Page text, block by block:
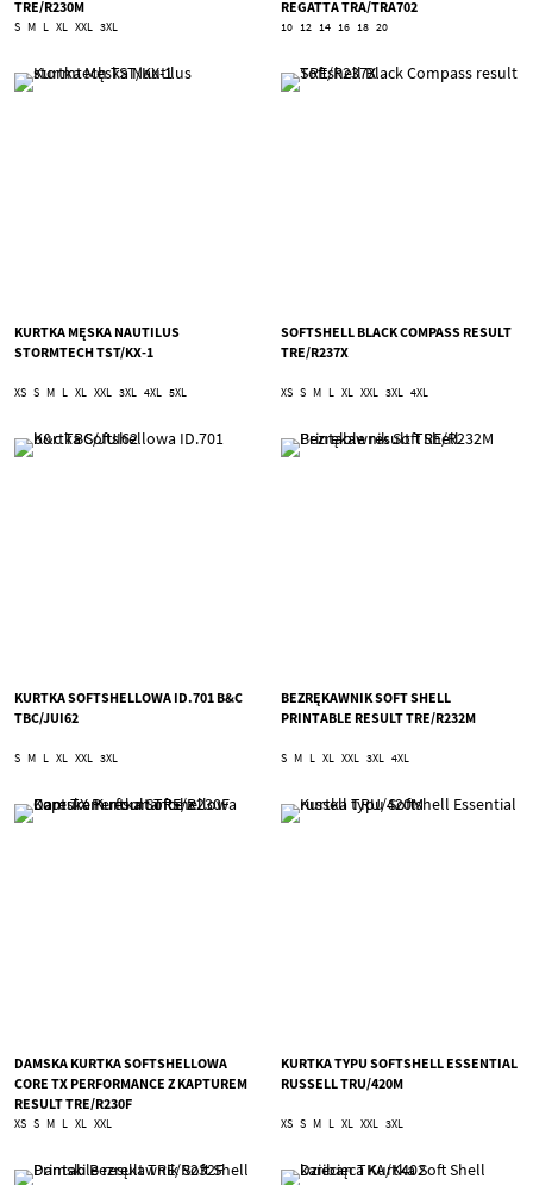
TRE/R230M
S M L XL XXL 3XL
REGATTA TRA/TRA702
10 12 14 16 18 20
KURTKA MĘSKA NAUTILUS
STORMTECH TST/KX-1
XS S M L XL XXL 3XL 4XL 5XL
SOFTSHELL BLACK COMPASS RESULT
TRE/R237X
XS S M L XL XXL 3XL 4XL
KURTKA SOFTSHELLOWA ID.701 B&C
TBC/JUI62
S M L XL XXL 3XL
BEZRĘKAWNIK SOFT SHELL
PRINTABLE RESULT TRE/R232M
S M L XL XXL 3XL 4XL
DAMSKA KURTKA SOFTSHELLOWA
CORE TX PERFORMANCE Z KAPTUREM
RESULT TRE/R230F
XS S M L XL XXL
KURTKA TYPU SOFTSHELL ESSENTIAL
RUSSELL TRU/420M
XS S M L XL XXL 3XL